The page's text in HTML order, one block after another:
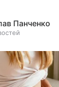
Панченко